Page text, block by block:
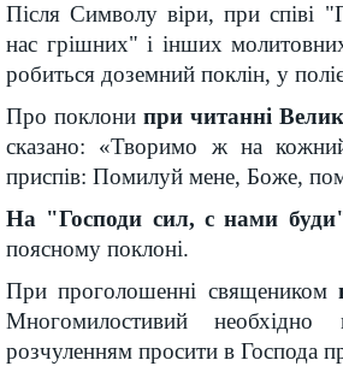
Після Символу віри, при співі
нас грішних" і інших
робиться доземний поклін, у
Про поклони при читанні
сказано: «Творимо ж на
приспів: Помилуй мене, Боже,
На "Господи сил, с нами
поясному поклоні.
При проголошенні священиком
Многомилостивий
розчуленням просити в Господа